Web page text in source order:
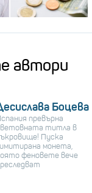
автори
Боцева
превърна
титла в
Пуска
монета,
феновете вече